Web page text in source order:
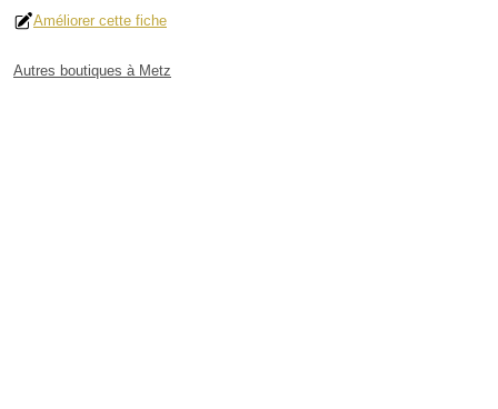
Améliorer cette fiche
Autres boutiques à Metz